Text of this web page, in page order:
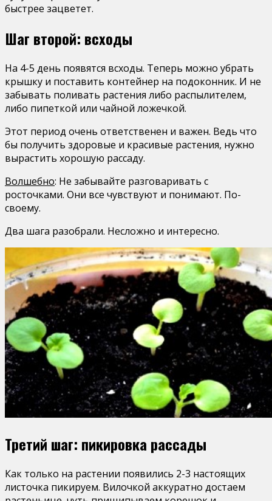
быстрее зацветет.
Шаг второй: всходы
На 4-5 день появятся всходы. Теперь можно убрать
крышку и поставить контейнер на подоконник. И не
забывать поливать растения либо распылителем,
либо пипеткой или чайной ложечкой.
Этот период очень ответственен и важен. Ведь что
бы получить здоровые и красивые растения, нужно
вырастить хорошую рассаду.
Волшебно: Не забывайте разговаривать с
росточками. Они все чувствуют и понимают. По-
своему.
Два шага разобрали. Несложно и интересно.
Третий шаг: пикировка рассады
Как только на растении появились 2-3 настоящих
листочка пикируем. Вилочкой аккуратно достаем